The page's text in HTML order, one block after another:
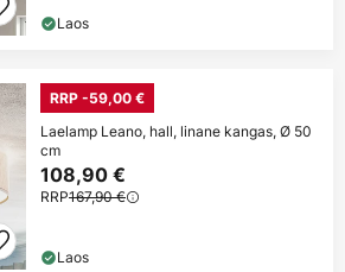
Laos
RRP -59,00 €
Laelamp Leano, hall, linane kangas, Ø 50
cm
108,90 €
RRP167,90 €
Laos